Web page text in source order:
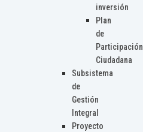
inversión
Plan
de
Participación
Ciudadana
Subsistema
de
Gestión
Integral
Proyecto